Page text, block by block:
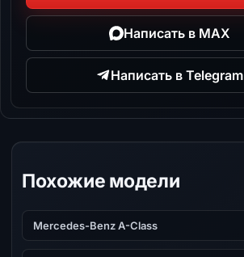
Написать в MAX
Написать в Telegram
Похожие модели
Mercedes-Benz A-Class